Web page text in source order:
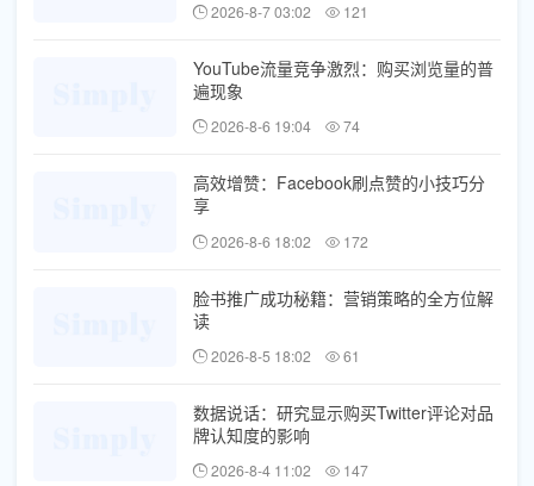
2026-8-7 03:02 121
YouTube流量竞争激烈：购买浏览量的普
遍现象
2026-8-6 19:04 74
高效增赞：Facebook刷点赞的小技巧分
享
2026-8-6 18:02 172
脸书推广成功秘籍：营销策略的全方位解
读
2026-8-5 18:02 61
数据说话：研究显示购买Twitter评论对品
牌认知度的影响
2026-8-4 11:02 147